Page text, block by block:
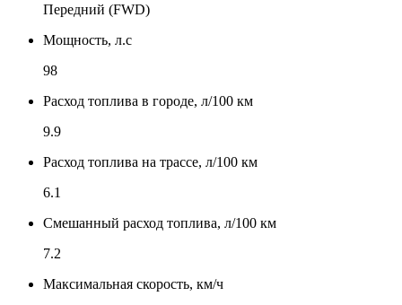
Передний (FWD)
Мощность, л.с
98
Расход топлива в городе, л/100 км
9.9
Расход топлива на трассе, л/100 км
6.1
Смешанный расход топлива, л/100 км
7.2
Максимальная скорость, км/ч